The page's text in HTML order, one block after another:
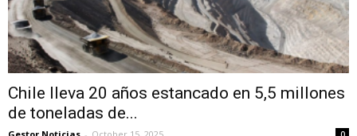
Chile lleva 20 años estancado en 5,5 millones
de toneladas de...